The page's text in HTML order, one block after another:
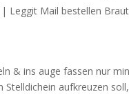
| Leggit Mail bestellen
& ins auge fassen nur
Stelldichein aufkreuzen